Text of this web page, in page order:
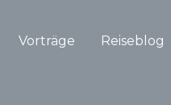
Vorträge Reiseblog